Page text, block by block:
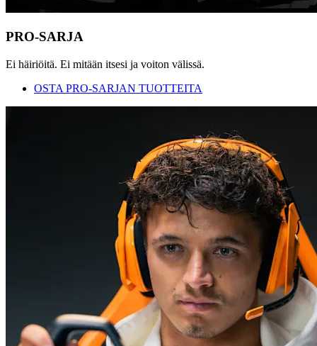
PRO-SARJA
Ei häiriöitä. Ei mitään itsesi ja voiton välissä.
OSTA PRO-SARJAN TUOTTEITA